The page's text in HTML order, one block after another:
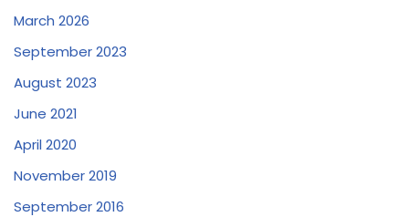
March 2026
September 2023
August 2023
June 2021
April 2020
November 2019
September 2016